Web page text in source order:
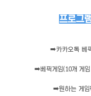
프로그
➡️카카오톡 베
➡️ 베픽게임(10개 게
➡️원하는 게